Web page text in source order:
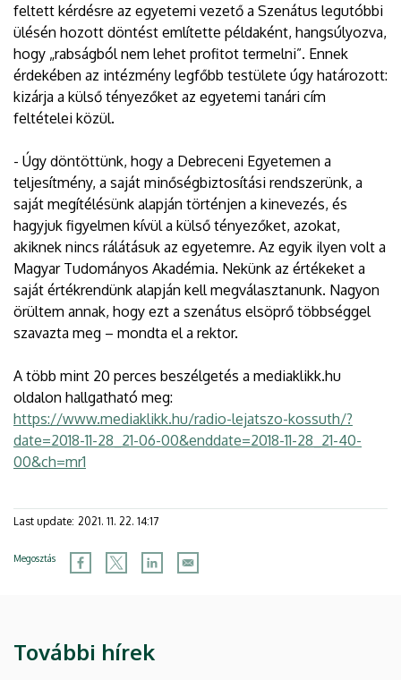
feltett kérdésre az egyetemi vezető a Szenátus legutóbbi
ülésén hozott döntést említette példaként, hangsúlyozva,
hogy „rabságból nem lehet profitot termelni”. Ennek
érdekében az intézmény legfőbb testülete úgy határozott:
kizárja a külső tényezőket az egyetemi tanári cím
feltételei közül.
- Úgy döntöttünk, hogy a Debreceni Egyetemen a
teljesítmény, a saját minőségbiztosítási rendszerünk, a
saját megítélésünk alapján történjen a kinevezés, és
hagyjuk figyelmen kívül a külső tényezőket, azokat,
akiknek nincs rálátásuk az egyetemre. Az egyik ilyen volt a
Magyar Tudományos Akadémia. Nekünk az értékeket a
saját értékrendünk alapján kell megválasztanunk. Nagyon
örültem annak, hogy ezt a szenátus elsöprő többséggel
szavazta meg – mondta el a rektor.
A több mint 20 perces beszélgetés a mediaklikk.hu
oldalon hallgatható meg:
https://www.mediaklikk.hu/radio-lejatszo-kossuth/?
date=2018-11-28_21-06-00&enddate=2018-11-28_21-40-
00&ch=mr1
Last update: 2021. 11. 22. 14:17
Megosztás
További hírek